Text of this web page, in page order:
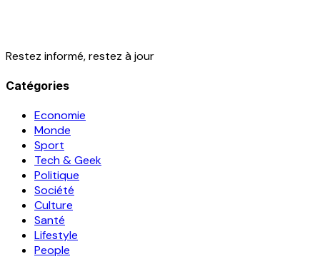
Restez informé, restez à jour
Catégories
Economie
Monde
Sport
Tech & Geek
Politique
Société
Culture
Santé
Lifestyle
People